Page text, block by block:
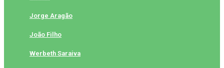
Jorge Aragão
João Filho
Werbeth Saraiva